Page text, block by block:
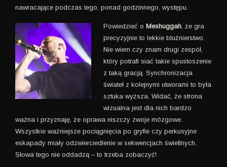
nawracające podczas tego, ponad godzinnego, występu.
Powiedzieć o Meshuggah, że gra
precyzyjnie to lekkie bluźnierstwo.
Nie wiem czy znam drugi zespół,
który potrafi siać takie spustoszenie
z taką gracją. Synchronizacja
świateł z kolejnymi utworami to była
sztuka wyższa. Widać, że strona
wizualna jest dla nich bardzo
ważna i przyznaję, że oprawa niszczy zwoje mózgowe.
Wszystkie ważniejsze pociągnięcia po gryfie czy perkusyjne
eskapady miały odzwierciedlenie w sekwencjach świetlnych.
Słowa tego nie oddadzą – to trzeba zobaczyć!